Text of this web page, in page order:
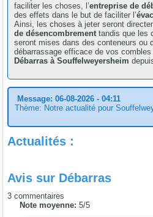
faciliter les choses, l’entreprise de
des effets dans le but de faciliter l’
Ainsi, les choses à jeter seront
de désencombrement tandis que les
seront mises dans des conteneurs ou
débarrassage efficace de vos
Débarras à Souffelweyersheim
Message: 06-08-2026 - 04:11
Thème: Notre actualité pour
Actualités :
Avis sur Débarras
3 commentaires
Note moyenne:5/5